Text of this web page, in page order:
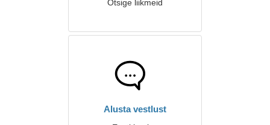
Otsige liikmeid
Alusta vestlust